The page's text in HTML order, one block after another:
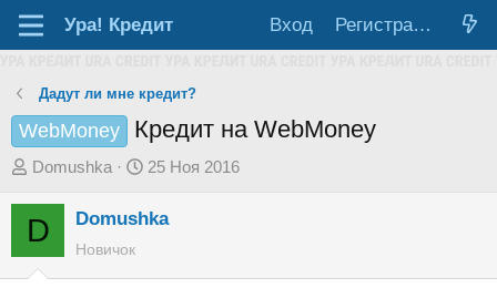
Ура! Кредит Вход Регистрация
Дадут ли мне кредит?
WebMoney Кредит на WebMoney
А
т
о
р
Domushka
Д
т
25 Ноя 2016
D Domushka
Новичок